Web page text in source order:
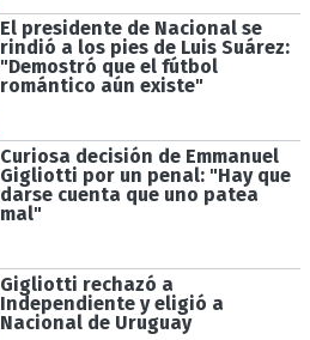
El presidente de Nacional se
rindió a los pies de Luis Suárez:
"Demostró que el fútbol
romántico aún existe"
Curiosa decisión de Emmanuel
Gigliotti por un penal: "Hay que
darse cuenta que uno patea
mal"
Gigliotti rechazó a
Independiente y eligió a
Nacional de Uruguay